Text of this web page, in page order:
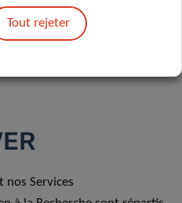
nos Services
Tout rejeter